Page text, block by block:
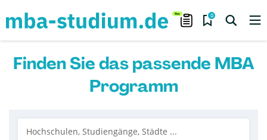
0
Finden Sie das passende MBA
Programm